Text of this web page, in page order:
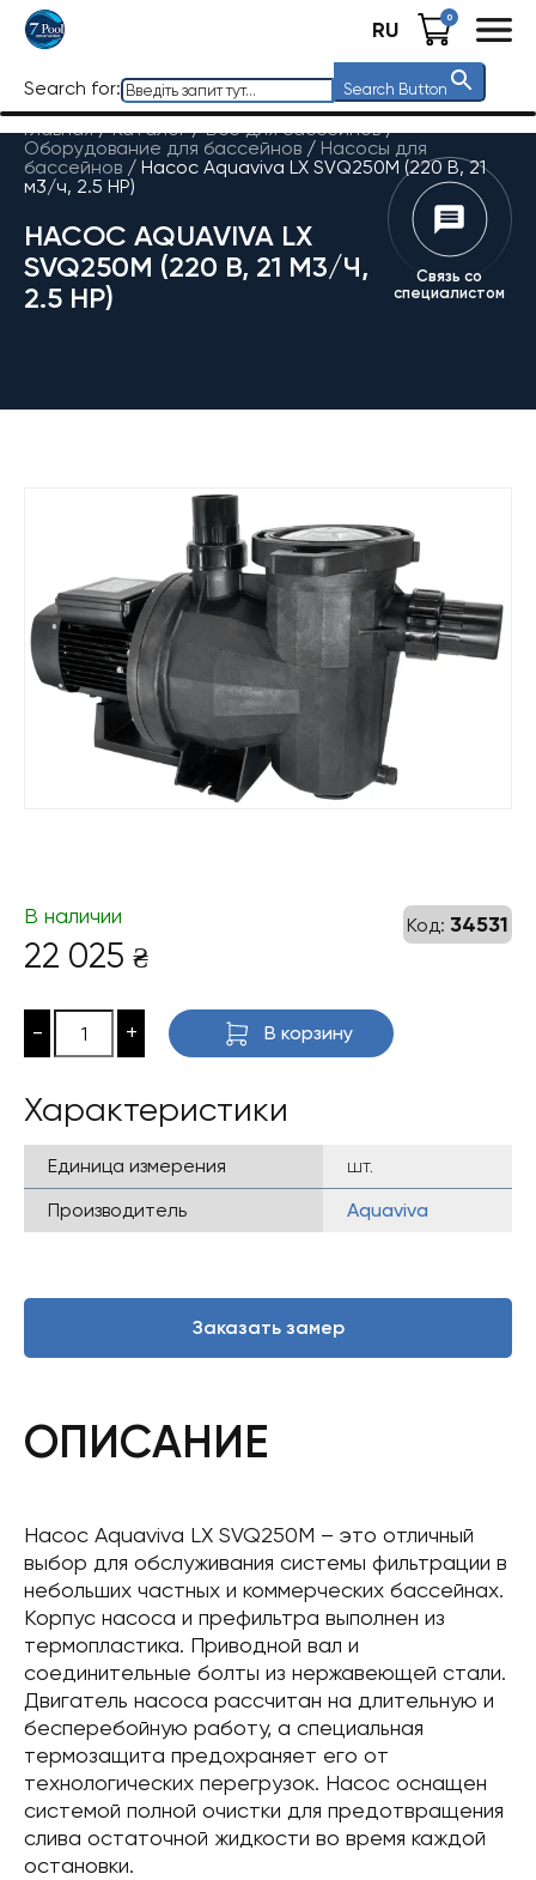
RU 0
Search for: Search Button
Главная / Каталог/Все для бассейнов/
Оборудование для бассейнов / Насосы для
бассейнов / Насос Aquaviva LX SVQ250M (220 В, 21
м3/ч, 2.5 HP)
НАСОС AQUAVIVA LX
SVQ250M (220 В, 21 М3/Ч,
2.5 HP)
Связь со
специалистом
Код: 34531
В наличии
22 025 ₴
- + В корзину
Характеристики
Единица измерения
шт.
Производитель
Aquaviva
Заказать замер
ОПИСАНИЕ
Насос Aquaviva LX SVQ250M – это отличный
выбор для обслуживания системы фильтрации в
небольших частных и коммерческих бассейнах.
Корпус насоса и префильтра выполнен из
термопластика. Приводной вал и
соединительные болты из нержавеющей стали.
Двигатель насоса рассчитан на длительную и
бесперебойную работу, а специальная
термозащита предохраняет его от
технологических перегрузок. Насос оснащен
системой полной очистки для предотвращения
слива остаточной жидкости во время каждой
остановки.